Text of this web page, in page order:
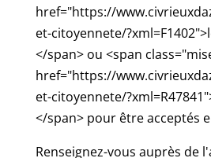
href="https://
et-citoyennete/
</span> ou <span
href="https://
et-citoyennete/
</span> pour être acceptés
Renseignez-vous auprès de